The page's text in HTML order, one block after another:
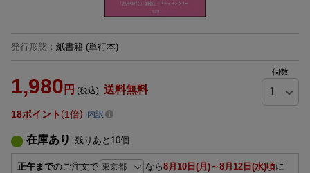
発行形態 ： 紙書籍 (単行本)
1,980 円 (税込) 送料無料
個数
18ポイント 1倍 内訳
在庫あり 残りあと 10個
正午までのご注文で なら8月10日(月)～8月12日(水)頃に